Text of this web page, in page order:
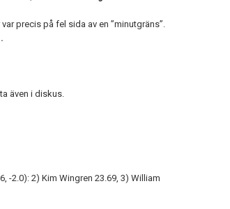
precis på fel sida av en ”minutgräns”.
även i diskus.
-2.0): 2) Kim Wingren 23.69, 3) William